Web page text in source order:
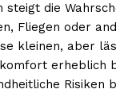
die
Fliegen oder
kleinen, aber
erheblich
Risiken